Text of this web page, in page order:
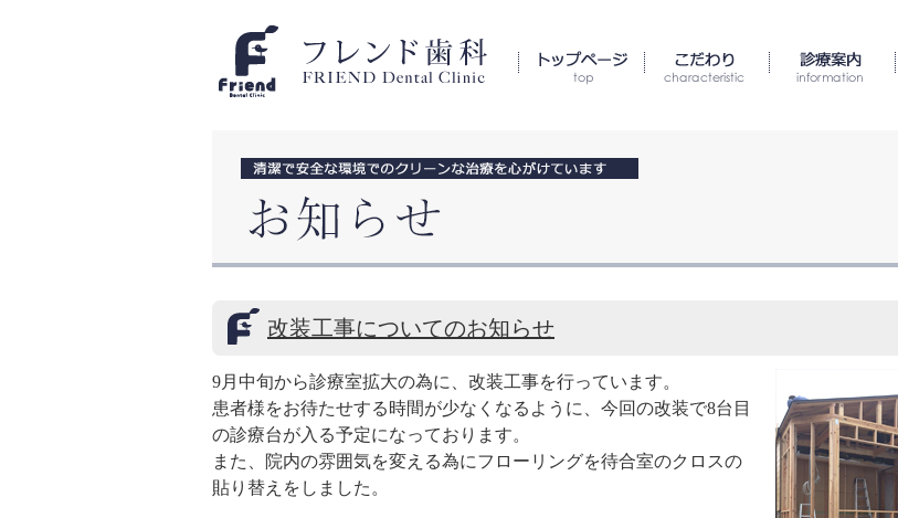
改装工事についてのお知らせ
9月中旬から診療室拡大の為に、改装工事を行っています。
患者様をお待たせする時間が少なくなるように、今回の改装で8台目
の診療台が入る予定になっております。
また、院内の雰囲気を変える為にフローリングを待合室のクロスの
貼り替えをしました。